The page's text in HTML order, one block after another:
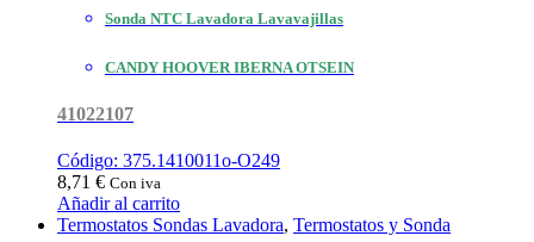
Sonda NTC Lavadora Lavavajillas
CANDY HOOVER IBERNA OTSEIN
41022107
Código: 375.1410011o-O249
8,71 € Con iva
Añadir al carrito
Termostatos Sondas Lavadora, Termostatos y Sonda